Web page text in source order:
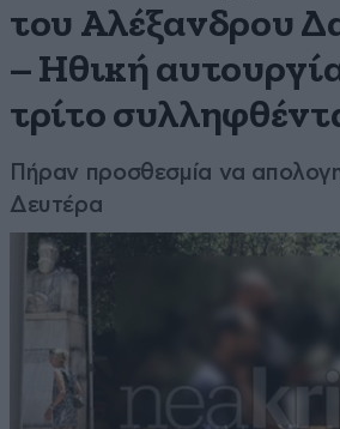
του Αλέξανδρου
– Ηθική
τρίτο
Πήραν προσθεσμία να
Δευτέρα